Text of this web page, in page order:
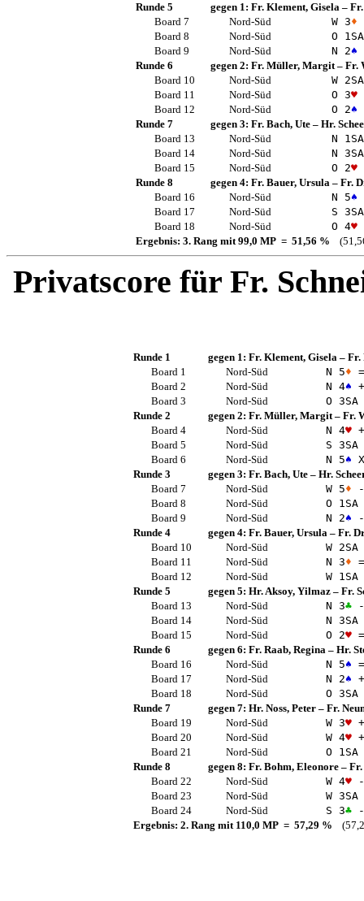
Runde 5
gegen 1: Fr. Klement, Gisela –
Board 7
Nord-Süd W 3♦
Board 8
Nord-Süd O 1SA
Board 9
Nord-Süd N 2♠
Runde 6
gegen 2: Fr. Müller, Margit– Fr.
Board 10
Nord-Süd W 2SA
Board 11
Nord-Süd O 3♥
Board 12
Nord-Süd O 2♠
Runde 7
gegen 3: Fr. Bach, Ute – Hr.
Board 13
Nord-Süd N 1SA
Board 14
Nord-Süd N 3SA
Board 15
Nord-Süd O 2♥
Runde 8
gegen 4: Fr. Bauer, Ursula – Fr.
Board 16
Nord-Süd N 5♠
Board 17
Nord-Süd S 3SA
Board 18
Nord-Süd O 4♥
Ergebnis: 3. Rang mit 99,0 MP = 51,56 %
Privatscore für Fr.
Runde 1 gegen 1: Fr. Klement, Gisela– Fr.
Board 1
Nord-Süd N 5♦ =
Board 2
Nord-Süd N 4♠
Board 3
Nord-Süd O 3SA
Runde 2
gegen 2: Fr. Müller, Margit– Fr.
Board 4
Nord-Süd N 4♥
Board 5
Nord-Süd S 3SA
Board 6
Nord-Süd N 5♠
Runde 3
gegen 3: Fr. Bach, Ute– Hr.
Board 7
Nord-Süd W 5♦
Board 8
Nord-Süd O 1SA
Board 9
Nord-Süd N 2♠
Runde 4
gegen 4: Fr. Bauer, Ursula– Fr.
Board 10
Nord-Süd W 2SA
Board 11
Nord-Süd N 3♦ =
Board 12
Nord-Süd W 1SA
Runde 5
gegen 5: Hr. Aksoy, Yilmaz– Fr.
Board 13
Nord-Süd N 3♣-
Board 14
Nord-Süd N 3SA
Board 15
Nord-Süd O 2♥=
Runde 6
gegen 6: Fr. Raab, Regina– Hr.
Board 16
Nord-Süd N 5♠ =
Board 17
Nord-Süd N 2♠
Board 18
Nord-Süd O 3SA
Runde 7
gegen 7: Hr. Noss, Peter– Fr.
Board 19
Nord-Süd W 3♥
Board 20
Nord-Süd W 4♥
Board 21
Nord-Süd O 1SA
Runde 8
gegen 8: Fr. Bohm, Eleonore– Fr.
Board 22
Nord-Süd W 4♥-
Board 23
Nord-Süd W 3SA
Board 24
Nord-Süd S 3♣-
Ergebnis: 2. Rang mit 110,0 MP = 57,29 %